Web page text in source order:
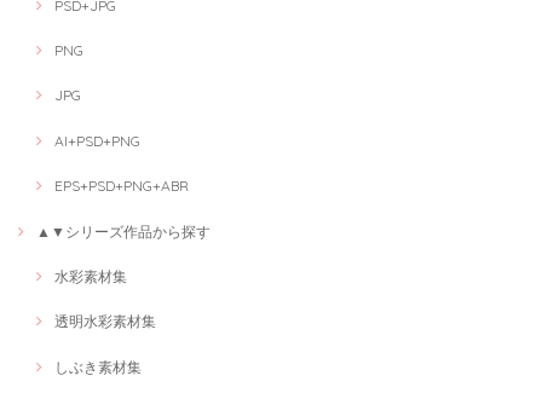
PSD+JPG
PNG
JPG
AI+PSD+PNG
EPS+PSD+PNG+ABR
▲▼シリーズ作品から探す
水彩素材集
透明水彩素材集
しぶき素材集